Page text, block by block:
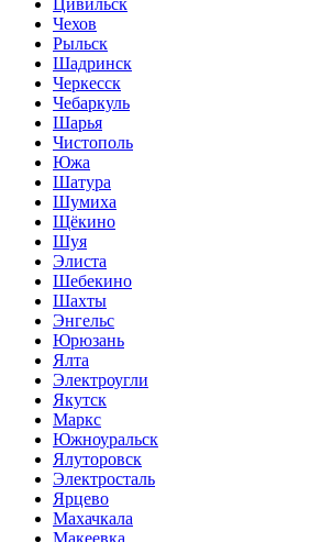
Чехов
Рыльск
Шадринск
Черкесск
Чебаркуль
Шарья
Чистополь
Южа
Шатура
Шумиха
Щёкино
Шуя
Элиста
Шебекино
Шахты
Энгельс
Юрюзань
Ялта
Электроугли
Якутск
Маркс
Южноуральск
Ялуторовск
Электросталь
Ярцево
Махачкала
Макеевка